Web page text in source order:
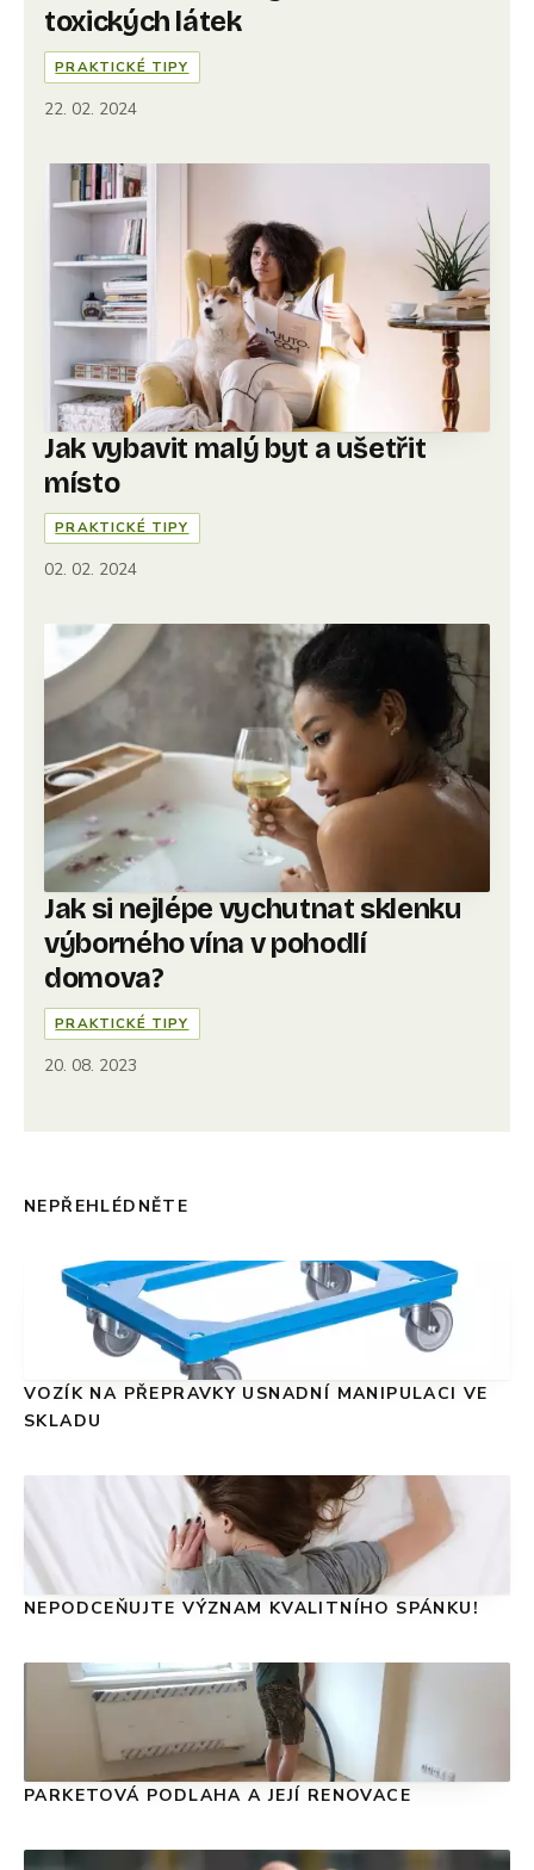
toxických látek
PRAKTICKÉ TIPY
22. 02. 2024
Jak vybavit malý byt a ušetřit
místo
PRAKTICKÉ TIPY
02. 02. 2024
Jak si nejlépe vychutnat sklenku
výborného vína v pohodlí
domova?
PRAKTICKÉ TIPY
20. 08. 2023
NEPŘEHLÉDNĚTE
VOZÍK NA PŘEPRAVKY USNADNÍ MANIPULACI VE
SKLADU
NEPODCEŇUJTE VÝZNAM KVALITNÍHO SPÁNKU!
PARKETOVÁ PODLAHA A JEJÍ RENOVACE